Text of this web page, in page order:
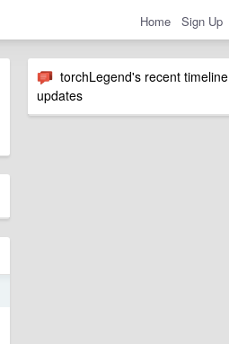
Home Sign Up
torchLegend's recent timeline
updates